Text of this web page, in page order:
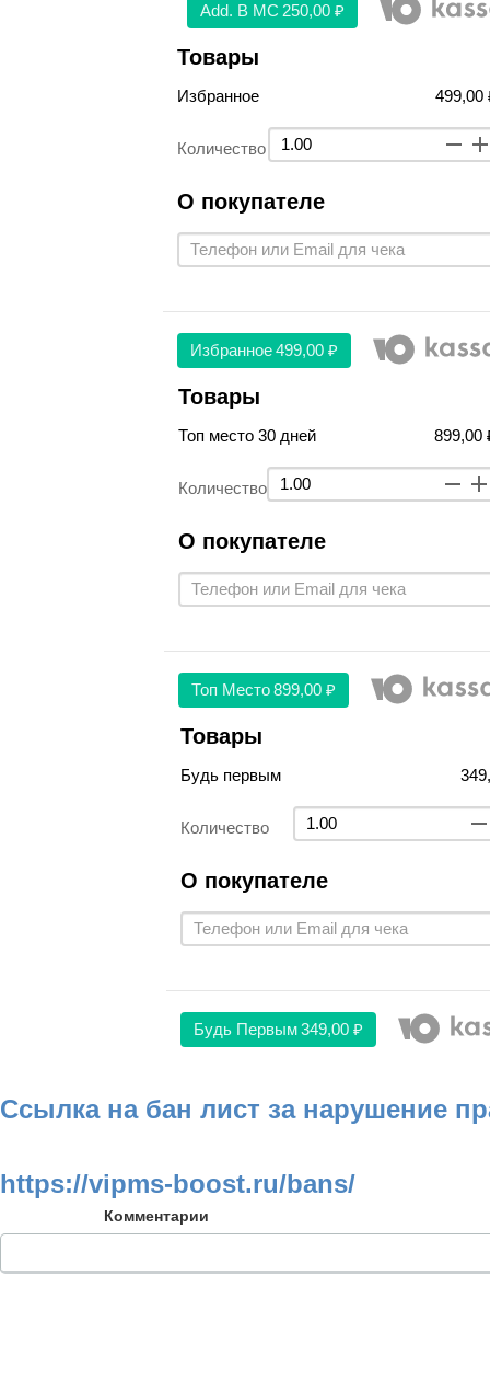
Аdd. В МС 250,00 ₽
Товары
Избранное 499,00
Количество
О покупателе
Избранное 499,00 ₽
Товары
Топ место 30 дней 899,00
Количество
О покупателе
Топ Место 899,00 ₽
Товары
Будь первым
Количество
О покупателе
Будь Первым349,00 ₽
Ссылка на бан лист за нарушение
https://vipms-boost.ru/bans/
Комментарии